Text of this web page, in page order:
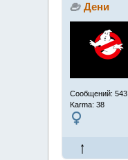
Дени
Сообщений: 543
Karma: 38